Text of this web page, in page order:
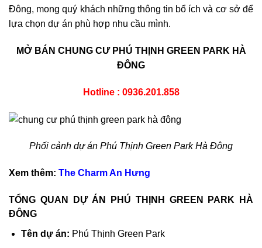
Đông, mong quý khách những thông tin bổ ích và cơ sở để
lựa chọn dự án phù hợp nhu cầu mình.
MỞ BÁN CHUNG CƯ PHÚ THỊNH GREEN PARK HÀ
ĐÔNG
Hotline : 0936.201.858
Phối cảnh dự án Phú Thịnh Green Park Hà Đông
Xem thêm: The Charm An Hưng
TỔNG QUAN DỰ ÁN PHÚ THỊNH GREEN PARK HÀ
ĐÔNG
Tên dự án: Phú Thịnh Green Park